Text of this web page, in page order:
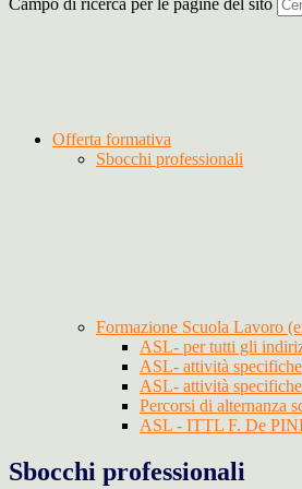
Campo di ricerca per le pagine del sito
Offerta formativa
Sbocchi professionali
Formazione Scuola Lavoro
ASL- per tutti gli
ASL- attività
ASL- attività
Percorsi di alternanza
ASL - ITTL F. De
Sbocchi professionali